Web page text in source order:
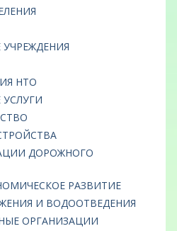
НТО
ДОРОЖНОГО
РАЗВИТИЕ
И ВОДООТВЕДЕНИЯ
ОРГАНИЗАЦИИ